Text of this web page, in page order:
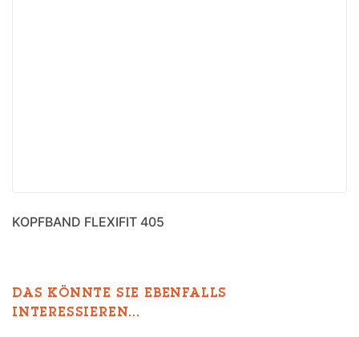
KOPFBAND FLEXIFIT 405
DAS KÖNNTE SIE EBENFALLS
INTERESSIEREN...